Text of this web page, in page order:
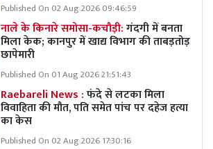
Published On 02 Aug 2026 09:46:59
नाले के किनारे समोसा-कचौड़ी:गंदगी में बनता
मिला केक; कानपुर में खाद्य विभाग की ताबड़तोड़
छापेमारी
Published On 01 Aug 2026 21:51:43
Raebareli News :फंदे से लटका मिला
विवाहिता की मौत, पति समेत पांच पर दहेज हत्या
का केस
Published On 02 Aug 2026 17:30:16